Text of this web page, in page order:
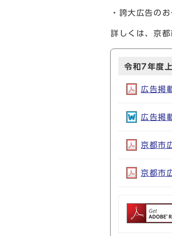
・誇大広告の
詳しくは、京
令和7年度
広告掲
広告掲
京都市
京都市